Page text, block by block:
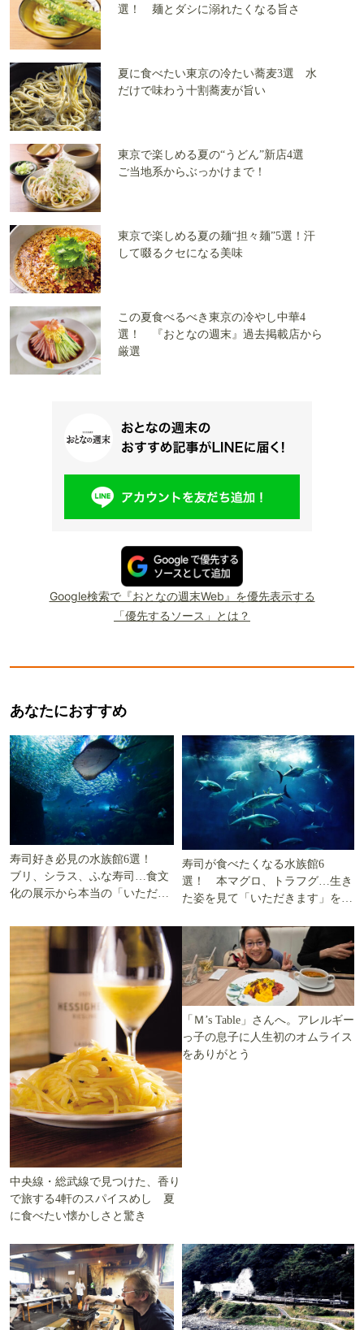
選！ 麺とダシに溺れたくなる旨さ
夏に食べたい東京の冷たい蕎麦3選 水
だけで味わう十割蕎麦が旨い
東京で楽しめる夏の“うどん”新店4選
ご当地系からぶっかけまで！
東京で楽しめる夏の麺“担々麺”5選！汗
して啜るクセになる美味
この夏食べるべき東京の冷やし中華4
選！ 『おとなの週末』過去掲載店から
厳選
Google検索で『おとなの週末Web』を優先表示する
「優先するソース」とは？
あなたにおすすめ
寿司好き必見の水族館6選！
ブリ、シラス、ふな寿司…食文
化の展示から本当の「いただき
寿司が食べたくなる水族館6
選！ 本マグロ、トラフグ…生き
た姿を見て「いただきます」を考
中央線・総武線で見つけた、香り
で旅する4軒のスパイスめし 夏
に食べたい懐かしさと驚き
「Ｍ’s Table」さんへ。アレルギー
っ子の息子に人生初のオムライス
をありがとう